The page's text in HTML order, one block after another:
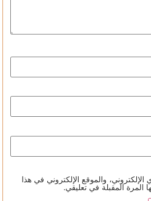
والموقع الإلكتروني في هذا
المرة المقبلة في تعليقي.